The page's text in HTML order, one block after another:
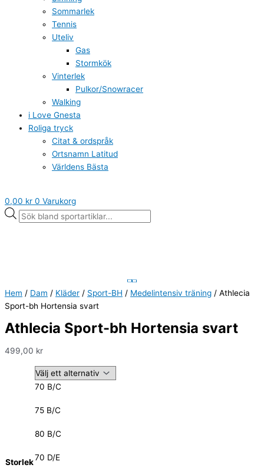
Sommarlek
Tennis
Uteliv
Gas
Stormkök
Vinterlek
Pulkor/Snowracer
Walking
i Love Gnesta
Roliga tryck
Citat & ordspråk
Ortsnamn Latitud
Världens Bästa
0,00 kr 0 Varukorg
Hem / Dam / Kläder / Sport-BH / Medelintensiv träning / Athlecia
Sport-bh Hortensia svart
Athlecia Sport-bh Hortensia svart
499,00 kr
Storlek
70 B/C
75 B/C
80 B/C
70 D/E